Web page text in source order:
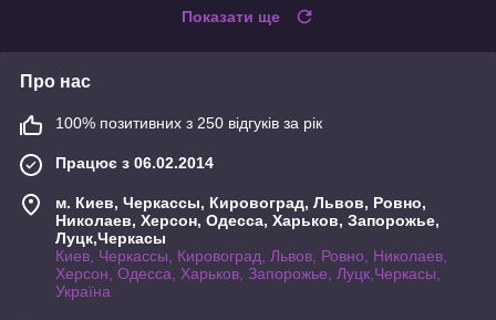
Показати ще
Про нас
100% позитивних з 250 відгуків за рік
Працює з 06.02.2014
м. Киев, Черкассы, Кировоград, Львов, Ровно,
Николаев, Херсон, Одесса, Харьков, Запорожье,
Луцк,Черкасы
Киев, Черкассы, Кировоград, Львов, Ровно, Николаев,
Херсон, Одесса, Харьков, Запорожье, Луцк,Черкасы,
Україна